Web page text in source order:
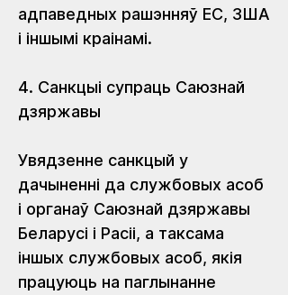
адпаведных рашэнняў ЕС, ЗША
і іншымі краінамі.
4. Санкцыі супраць Саюзнай
дзяржавы
Увядзенне санкцый у
дачыненні да службовых асоб
і органаў Саюзнай дзяржавы
Беларусі і Расіі, а таксама
іншых службовых асоб, якія
працуюць на паглынанне